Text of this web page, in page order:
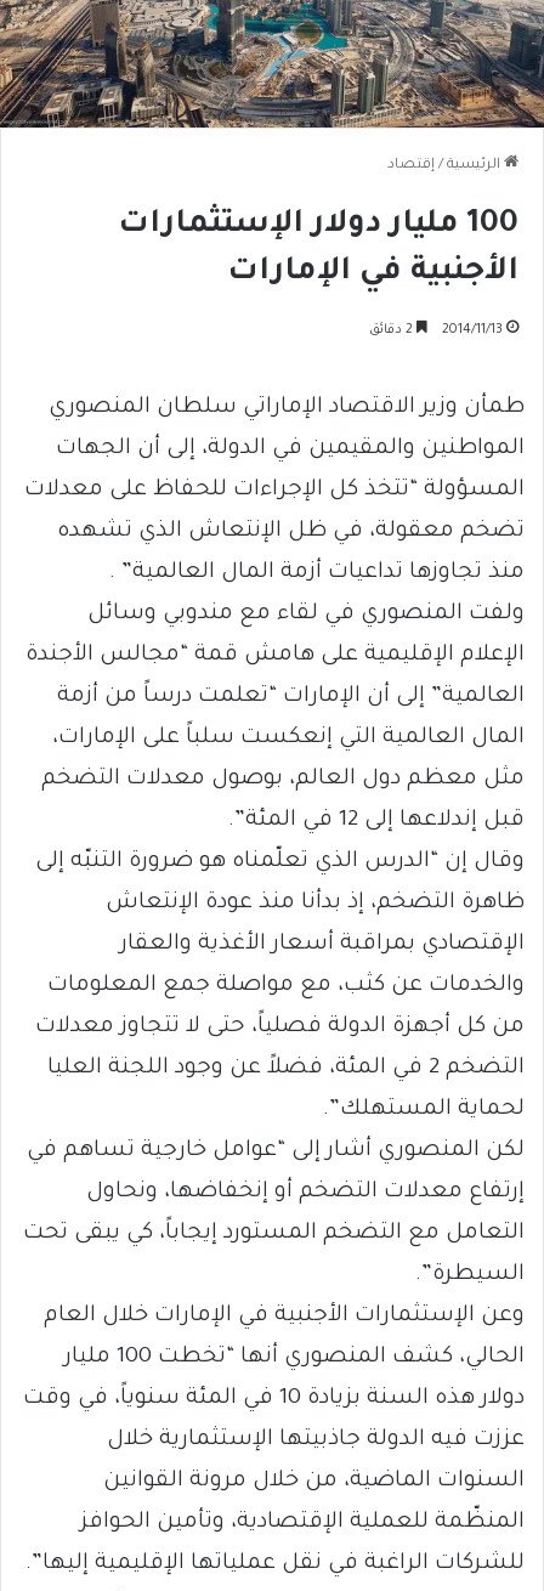
الرئيسية / إقتصاد
100 مليار دولار الإستثمارات
الأجنبية في الإمارات
2014/11/13
طمأن وزير الاقتصاد الإماراتي سلطان المنصوري
المواطنين والمقيمين في الدولة، إلى أن الجهات
المسؤولة “تتخذ كل الإجراءات للحفاظ على معدلات
تضخم معقولة، في ظل الإنتعاش الذي تشهده
منذ تجاوزها تداعيات أزمة المال العالمية” .
ولفت المنصوري في لقاء مع مندوبي وسائل
الإعلام الإقليمية على هامش قمة “مجالس الأجندة
العالمية” إلى أن الإمارات “تعلمت درساً من أزمة
المال العالمية التي إنعكست سلباً على الإمارات،
مثل معظم دول العالم، بوصول معدلات التضخم
قبل إندلاعها إلى 12 في المئة”.
وقال إن “الدرس الذي تعلّمناه هو ضرورة التنبّه إلى
ظاهرة التضخم، إذ بدأنا منذ عودة الإنتعاش
الإقتصادي بمراقبة أسعار الأغذية والعقار
والخدمات عن كثب، مع مواصلة جمع المعلومات
من كل أجهزة الدولة فصلياً، حتى لا تتجاوز معدلات
التضخم 2 في المئة، فضلاً عن وجود اللجنة العليا
لحماية المستهلك”.
لكن المنصوري أشار إلى “عوامل خارجية تساهم في
إرتفاع معدلات التضخم أو إنخفاضها، ونحاول
التعامل مع التضخم المستورد إيجاباً، كي يبقى تحت
السيطرة”.
وعن الإستثمارات الأجنبية في الإمارات خلال العام
الحالي، كشف المنصوري أنها “تخطت 100 مليار
دولار هذه السنة بزيادة 10 في المئة سنوياً، في وقت
عززت فيه الدولة جاذبيتها الإستثمارية خلال
السنوات الماضية، من خلال مرونة القوانين
المنظّمة للعملية الإقتصادية، وتأمين الحوافز
للشركات الراغبة في نقل عملياتها الإقليمية إليها”.